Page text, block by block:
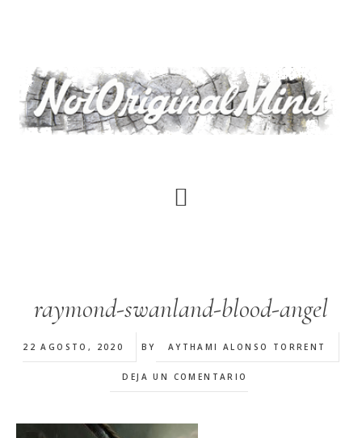
principal
raymond-swanland-blood-angel
22 AGOSTO, 2020 BY AYTHAMI ALONSO TORRENT
DEJA UN COMENTARIO